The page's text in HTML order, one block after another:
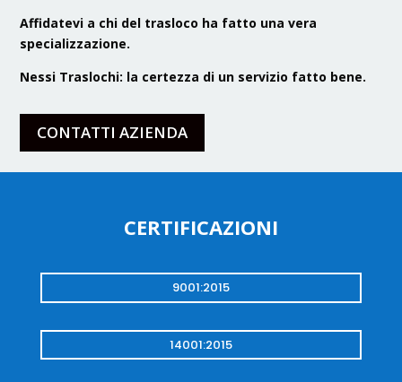
Affidatevi a chi del trasloco ha fatto una vera
specializzazione.
Nessi Traslochi: la certezza di un servizio fatto bene.
CONTATTI AZIENDA
CERTIFICAZIONI
9001:2015
14001:2015